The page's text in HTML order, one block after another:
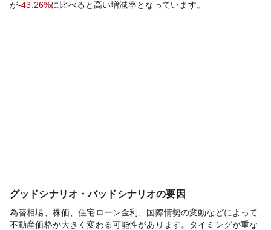
が-43.26%に比べると高い増減率となっています。
グッドシナリオ・バッドシナリオの要因
為替相場、株価、住宅ローン金利、国際情勢の変動などによって
不動産価格が大きく変わる可能性があります。タイミングが重な